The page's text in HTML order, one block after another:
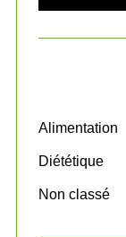
a
r
o
:
Alimentation
Diététique
Non classé